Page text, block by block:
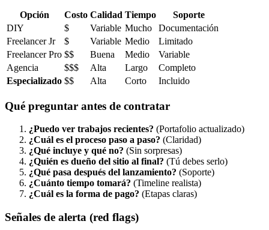
Opción Costo Calidad Tiempo
Soporte
DIY
$ Variable Mucho
Documentación
Freelancer Jr
$ Variable Medio
Limitado
Freelancer Pro $$ Buena Medio
Variable
Agencia
$$$ Alta Largo
Completo
Especializado $$ Alta Corto Incluido
Qué preguntar antes de contratar
¿Puedo ver trabajos recientes? (Portafolio actualizado)
¿Cuál es el proceso paso a paso? (Claridad)
¿Qué incluye y qué no? (Sin sorpresas)
¿Quién es dueño del sitio al final? (Tú debes serlo)
¿Qué pasa después del lanzamiento? (Soporte)
¿Cuánto tiempo tomará? (Timeline realista)
¿Cuál es la forma de pago? (Etapas claras)
Señales de alerta (red flags)